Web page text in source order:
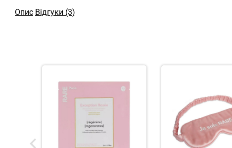
Опис Відгуки (3)